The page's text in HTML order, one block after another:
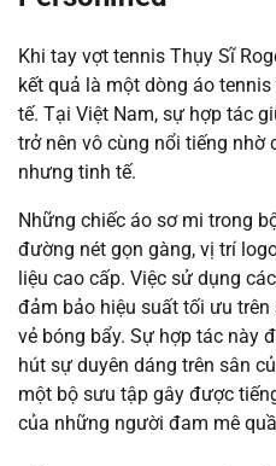
Khi tay vợt tennis Thụy Sĩ
kết quả là một dòng áo
tế. Tại Việt Nam, sự hợp tác
trở nên vô cùng nổi tiếng nhờ
nhưng tinh tế.
Những chiếc áo sơ mi trong
đường nét gọn gàng, vị trí
liệu cao cấp. Việc sử dụng
đảm bảo hiệu suất tối ưu
vẻ bóng bẩy. Sự hợp tác này
hút sự duyên dáng trên sân
một bộ sưu tập gây được
của những người đam mê